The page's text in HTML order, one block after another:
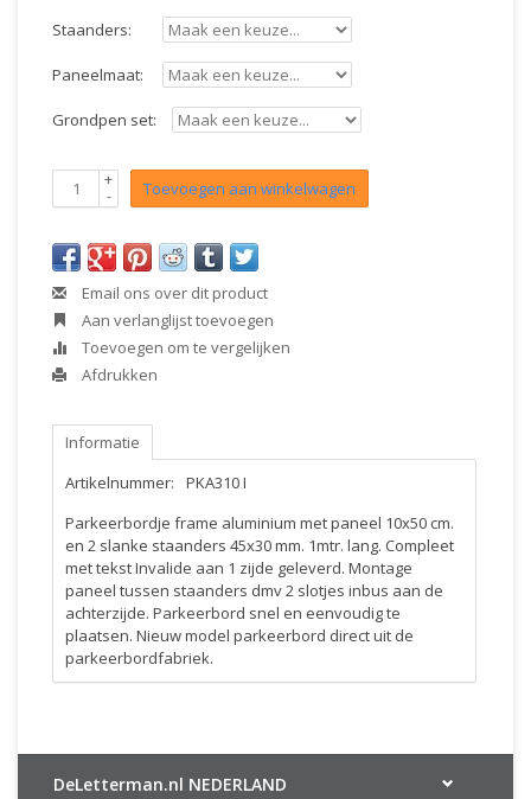
Staanders:
Paneelmaat:
Grondpen set:
+
- Toevoegen aan winkelwagen
Email ons over dit product
Aan verlanglijst toevoegen
Toevoegen om te vergelijken
Afdrukken
Informatie
Artikelnummer:
PKA310 I
Parkeerbordje frame aluminium met paneel 10x50 cm.
en 2 slanke staanders 45x30 mm. 1mtr. lang. Compleet
met tekst Invalide aan 1 zijde geleverd. Montage
paneel tussen staanders dmv 2 slotjes inbus aan de
achterzijde. Parkeerbord snel en eenvoudig te
plaatsen. Nieuw model parkeerbord direct uit de
parkeerbordfabriek.
DeLetterman.nl NEDERLAND